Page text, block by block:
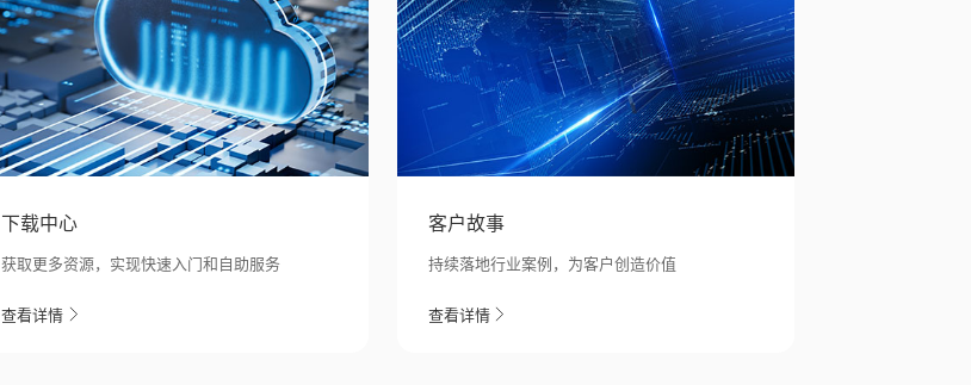
下载中心
获取更多资源，实现快速入门和自助服务
查看详情
客户故事
持续落地行业案例，为客户创造价值
查看详情